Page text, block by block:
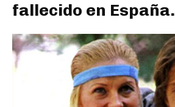
fallecido en España.